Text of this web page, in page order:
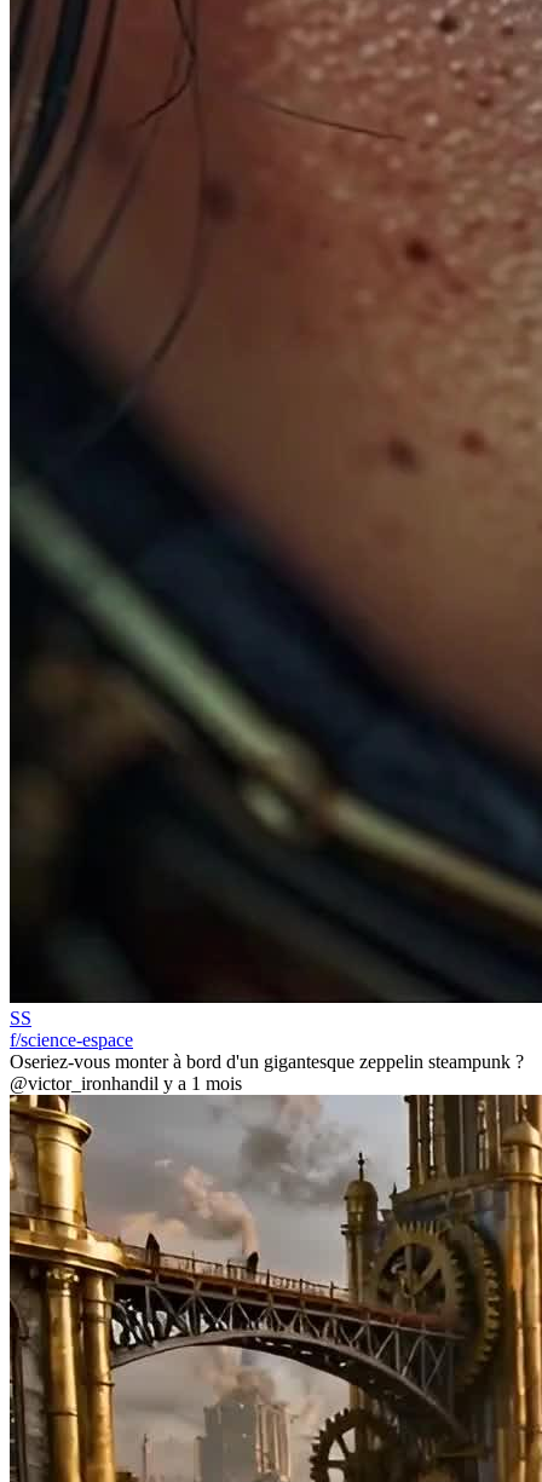
SS
f/science-espace
Oseriez-vous monter à bord d'un gigantesque zeppelin steampunk ?
@victor_ironhandil y a 1 mois